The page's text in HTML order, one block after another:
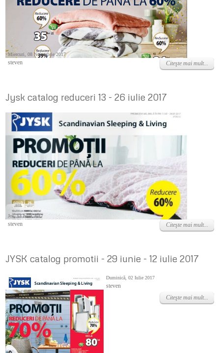
Miercuri, 08 Noiembrie 2017
steven Citeşte mai mult...
Jysk catalog reduceri 13 - 26 iulie 2017
Joi, 13 Iulie 2017
steven Citeşte mai mult...
JYSK catalog promotii - 29 iunie - 12 iulie 2017
Duminică, 02 Iulie 2017
steven
Citeşte mai mult...